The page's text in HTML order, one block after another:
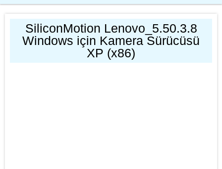
SiliconMotion Lenovo_5.50.3.8
Windows için Kamera Sürücüsü
XP (x86)